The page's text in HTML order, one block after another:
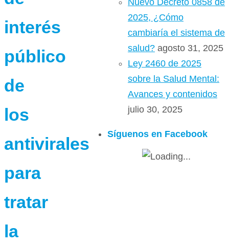
interés
público
de
los
antivirales
para
tratar
la
Nuevo Decreto 0858 de
2025, ¿Cómo
cambiaría el sistema de
salud? agosto 31, 2025
Ley 2460 de 2025
sobre la Salud Mental:
Avances y contenidos
julio 30, 2025
Síguenos en Facebook